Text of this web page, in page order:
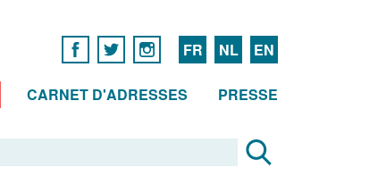
FR NL EN
CARNET D'ADRESSES PRESSE